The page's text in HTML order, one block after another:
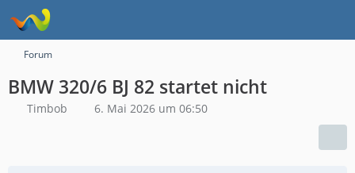
Forum
BMW 320/6 BJ 82 startet nicht
Timbob 6. Mai 2026 um 06:50